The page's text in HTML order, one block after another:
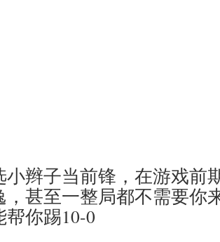
小辫子当前锋，在游戏前
，甚至一整局都不需要你
你踢10-0